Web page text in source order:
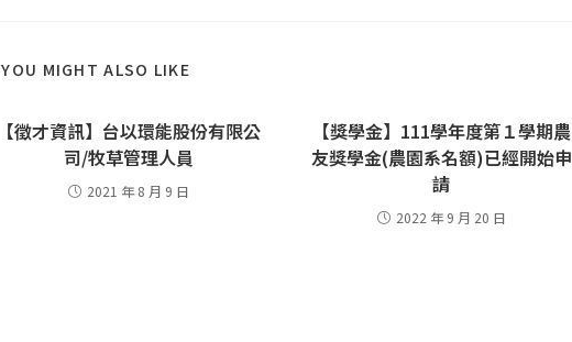
YOU MIGHT ALSO LIKE
【徵才資訊】台以環能股份有限公
司/牧草管理人員
2021 年 8 月 9 日
【獎學金】111學年度第１學期農
友獎學金(農園系名額)已經開始申
請
2022 年 9 月 20 日